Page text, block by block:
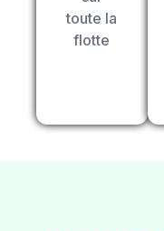
toute la
flotte